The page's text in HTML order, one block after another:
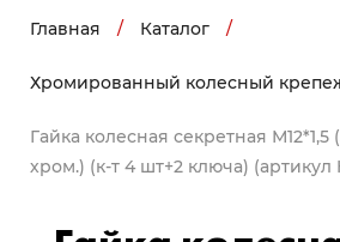
Главная / Каталог /
Хромированный колесный
Гайка колесная секретная М12*1,5
хром.) (к-т 4 шт+2 ключа) (артикул